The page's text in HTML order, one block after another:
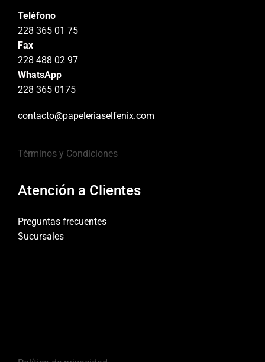
Teléfono
228 365 01 75
Fax
228 488 02 97
WhatsApp
228 365 0175
contacto@papeleriaselfenix.com
Términos y Condiciones
Atención a Clientes
Preguntas frecuentes
Sucursales